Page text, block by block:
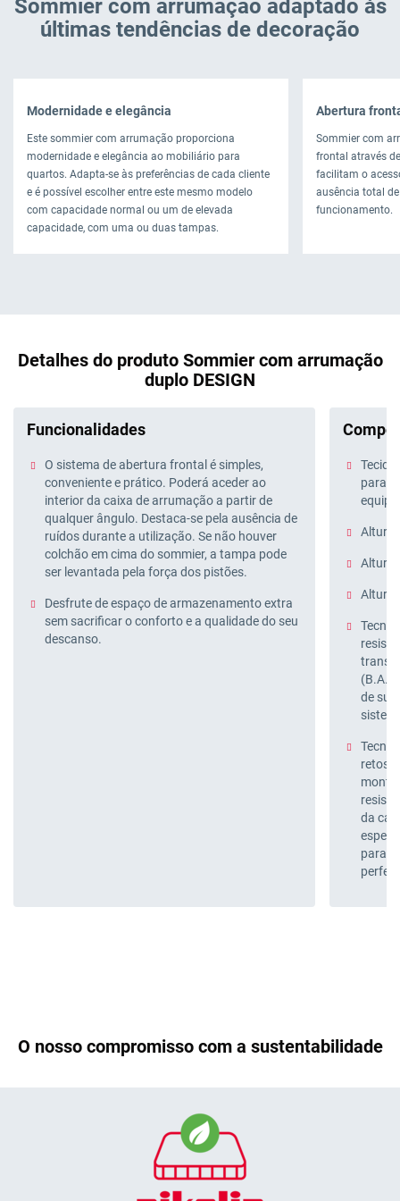
Sommier com arrumação adaptado às
últimas tendências de decoração
Modernidade e elegância
Este sommier com arrumação proporciona
modernidade e elegância ao mobiliário para
quartos. Adapta-se às preferências de cada cliente
e é possível escolher entre este mesmo modelo
com capacidade normal ou um de elevada
capacidade, com uma ou duas tampas.
Abertura
Sommier com
frontal através
facilitam o
ausência total
funcionamento.
Detalhes do produto Sommier com arrumação
duplo DESIGN
Funcionalidades
O sistema de abertura frontal é simples,
conveniente e prático. Poderá aceder ao
interior da caixa de arrumação a partir de
qualquer ângulo. Destaca-se pela ausência de
ruídos durante a utilização. Se não houver
colchão em cima do sommier, a tampa pode
ser levantada pela força dos pistões.
Desfrute de espaço de armazenamento extra
sem sacrificar o conforto e a qualidade do seu
descanso.
Tecido
para
Altura
Altura
Altura
de
retos
da
para
O nosso compromisso com a sustentabilidade